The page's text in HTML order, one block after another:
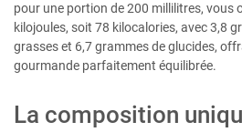
pour une portion de 200 millilitres, vous
kilojoules, soit 78 kilocalories, avec 3,8
grasses et 6,7 grammes de glucides,
gourmande parfaitement équilibrée.
La composition